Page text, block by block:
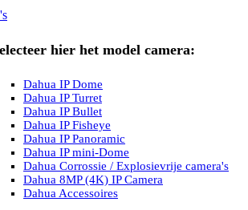
hier het model camera:
Dahua IP Dome
Dahua IP Turret
Dahua IP Bullet
Dahua IP Fisheye
Dahua IP Panoramic
Dahua IP mini-Dome
Dahua Corrossie / Explosievrije camera's
Dahua 8MP (4K) IP Camera
Dahua Accessoires